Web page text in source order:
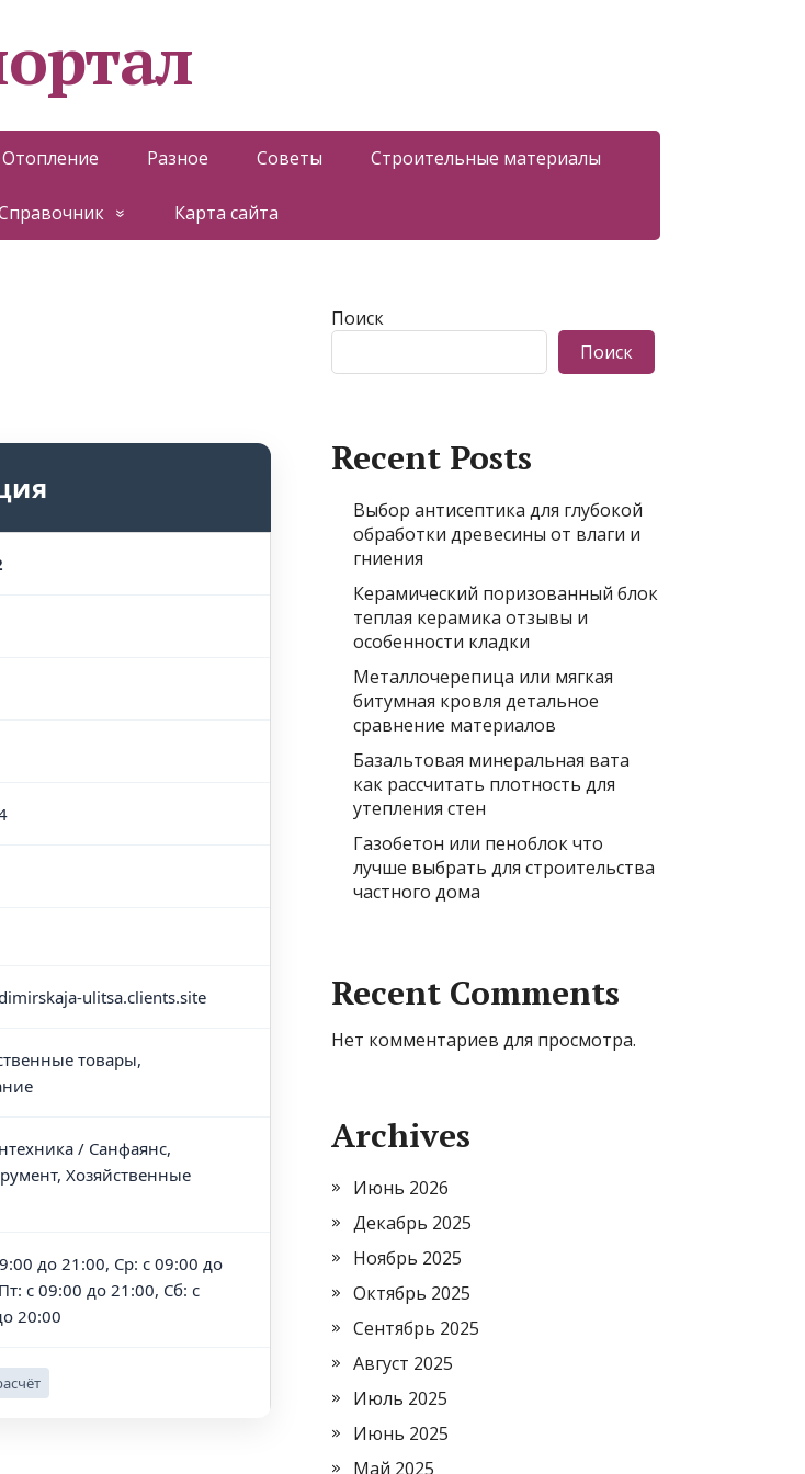
Отопление Разное Советы Строительные материалы
Карта сайта
ulitsa.clients.site
товары,
/ Санфаянс,
Хозяйственные
до 21:00, Ср: с 09:00 до
с 09:00 до 21:00, Сб: с
20:00
Поиск
Поиск
Recent Posts
Выбор антисептика для глубокой
обработки древесины от влаги и
гниения
Керамический поризованный блок
теплая керамика отзывы и
особенности кладки
Металлочерепица или мягкая
битумная кровля детальное
сравнение материалов
Базальтовая минеральная вата
как рассчитать плотность для
утепления стен
Газобетон или пеноблок что
лучше выбрать для строительства
частного дома
Recent Comments
Нет комментариев для просмотра.
Archives
Июнь 2026
Декабрь 2025
Ноябрь 2025
Октябрь 2025
Сентябрь 2025
Август 2025
Июль 2025
Июнь 2025
Май 2025